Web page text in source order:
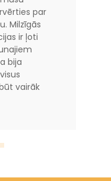
par
Milzīgās
ir ļoti
bija
vairāk